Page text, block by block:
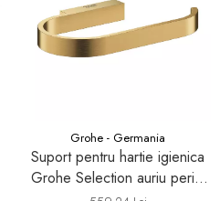
Grohe - Germania
Suport pentru hartie igienica
Grohe Selection auriu periat